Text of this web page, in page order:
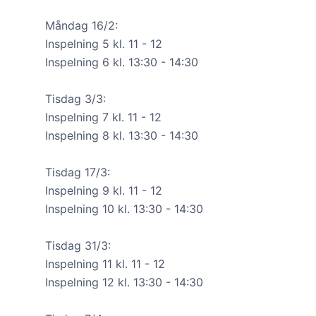
Måndag 16/2:
Inspelning 5 kl. 11 - 12
Inspelning 6 kl. 13:30 - 14:30
Tisdag 3/3:
Inspelning 7 kl. 11 - 12
Inspelning 8 kl. 13:30 - 14:30
Tisdag 17/3:
Inspelning 9 kl. 11 - 12
Inspelning 10 kl. 13:30 - 14:30
Tisdag 31/3:
Inspelning 11 kl. 11 - 12
Inspelning 12 kl. 13:30 - 14:30